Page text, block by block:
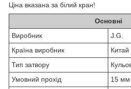
Ціна вказана за білий кран!
Основні
Виробник
J.G.
Країна виробник
Китай
Тип затвору
Умовний прохід
15 мм